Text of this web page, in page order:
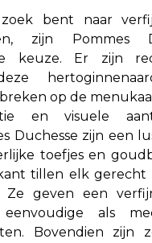
bent naar
zijn Pommes
keuze. Er zijn
op de
en visuele
Duchesse zijn een
toefjes en
tillen elk gerecht
Ze geven een
als
Bovendien zijn